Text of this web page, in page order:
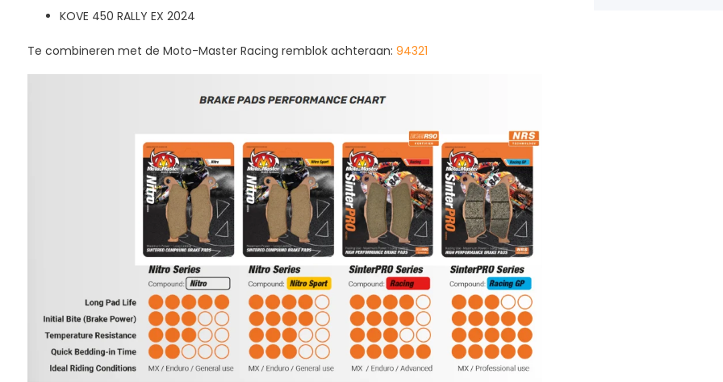
KOVE 450 RALLY EX 2024
Te combineren met de Moto-Master Racing remblok achteraan: 94321